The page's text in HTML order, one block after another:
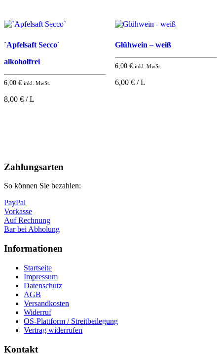
`Apfelsaft Secco`
alkoholfrei
6,00 € inkl. MwSt.
8,00 € / L
Glühwein – weiß
6,00 € inkl. MwSt.
6,00 € / L
oben
Zahlungsarten
So können Sie bezahlen:
PayPal
Vorkasse
Auf Rechnung
Bar bei Abholung
Informationen
Startseite
Impressum
Datenschutz
AGB
Versandkosten
Widerruf
OS-Plattform / Streitbeilegung
Vertrag widerrufen
Kontakt